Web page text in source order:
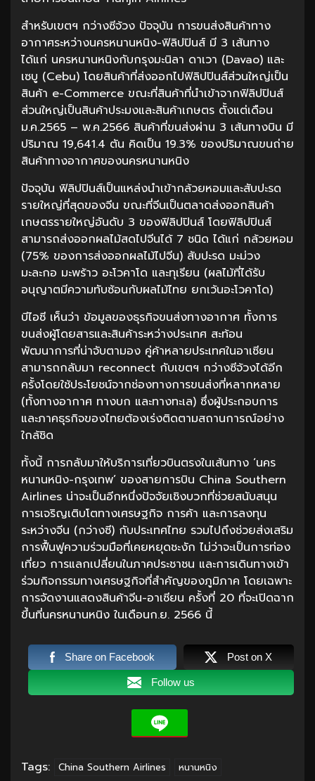
สำหรับเขตฯ กว่างซีจ้วง ปัจจุบัน การขนส่งสินค้าทาง
อากาศระหว่างนครหนานหนิง-ฟิลิปปินส์ มี 3 เส้นทาง
ได้แก่ นครหนานหนิงกับกรุงมะนิลา ดาเวา (Davao) และ
เซบู (Cebu) โดยสินค้าที่ส่งออกไปฟิลิปปินส์ส่วนใหญ่เป็น
สินค้า e-Commerce ขณะที่สินค้าที่นำเข้าจากฟิลิปปินส์
ส่วนใหญ่เป็นสินค้าประมงและสินค้าเกษตร ตั้งแต่เดือน
ม.ค.2565 – พ.ค.2566 สินค้าที่ขนส่งผ่าน 3 เส้นทางบิน มี
ปริมาณ 19,641.4 ตัน คิดเป็น 19.3% ของปริมาณขนถ่าย
สินค้าทางอากาศของนครหนานหนิง
ปัจจุบัน ฟิลิปปินส์เป็นแหล่งนำเข้ากล้วยหอมและสับปะรด
รายใหญ่ที่สุดของจีน ขณะที่จีนเป็นตลาดส่งออกสินค้า
เกษตรรายใหญ่อันดับ 3 ของฟิลิปปินส์ โดยฟิลิปปินส์
สามารถส่งออกผลไม้สดไปจีนได้ 7 ชนิด ได้แก่ กล้วยหอม
(75% ของการส่งออกผลไม้ไปจีน) สับปะรด มะม่วง
มะละกอ มะพร้าว อะโวคาโด และทุเรียน (ผลไม้ที่ได้รับ
อนุญาตมีความทับซ้อนกับผลไม้ไทย ยกเว้นอะโวคาโด)
บีไอซี เห็นว่า ข้อมูลของธุรกิจขนส่งทางอากาศ ทั้งการ
ขนส่งผู้โดยสารและสินค้าระหว่างประเทศ สะท้อน
พัฒนาการที่น่าจับตามอง คู่ค้าหลายประเทศในอาเซียน
สามารถกลับมา reconnect กับเขตฯ กว่างซีจ้วงได้อีก
ครั้งโดยใช้ประโยชน์จากช่องทางการขนส่งที่หลากหลาย
(ทั้งทางอากาศ ทางบก และทางทะเล) ซึ่งผู้ประกอบการ
และภาคธุรกิจของไทยต้องเร่งติดตามสถานการณ์อย่าง
ใกล้ชิด
ทั้งนี้ การกลับมาให้บริการเที่ยวบินตรงในเส้นทาง ‘นคร
หนานหนิง-กรุงเทพ’ ของสายการบิน China Southern
Airlines น่าจะเป็นอีกหนึ่งปัจจัยเชิงบวกที่ช่วยสนับสนุน
การเจริญเติบโตทางเศรษฐกิจ การค้า และการลงทุน
ระหว่างจีน (กว่างซี) กับประเทศไทย รวมไปถึงช่วยส่งเสริม
การฟื้นฟูความร่วมมือที่เคยหยุดชะงัก ไม่ว่าจะเป็นการท่อง
เที่ยว การแลกเปลี่ยนในภาคประชาชน และการเดินทางเข้า
ร่วมกิจกรรมทางเศรษฐกิจที่สำคัญของภูมิภาค โดยเฉพาะ
การจัดงานแสดงสินค้าจีน-อาเซียน ครั้งที่ 20 ที่จะเปิดฉาก
ขึ้นที่นครหนานหนิง ในเดือนก.ย. 2566 นี้
Share on Facebook Post on X
Follow us
Tags: China Southern Airlines หนานหนิง